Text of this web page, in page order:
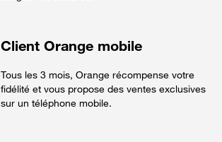
Client Orange mobile
Tous les 3 mois, Orange récompense votre
fidélité et vous propose des ventes exclusives
sur un téléphone mobile.